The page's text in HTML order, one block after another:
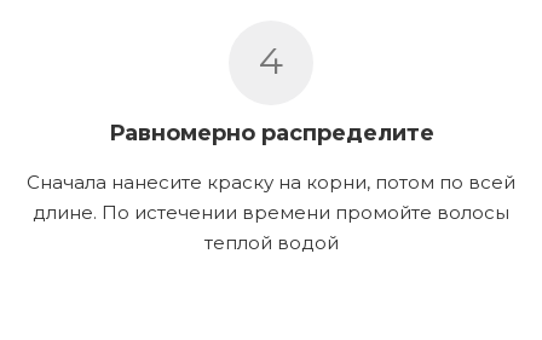
4
Равномерно распределите
Сначала нанесите краску на корни, потом по всей
длине. По истечении времени промойте волосы
теплой водой